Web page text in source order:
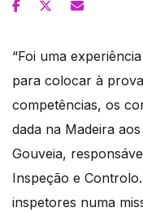
“Foi uma
para colocar à
competências, os
dada na Madeira
Gouveia,
Inspeção e
inspetores numa